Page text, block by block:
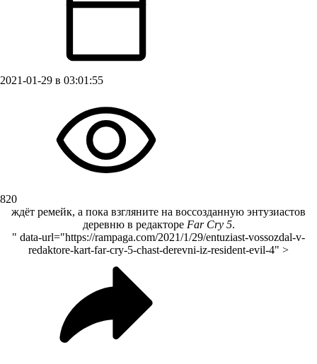
2021-01-29 в 03:01:55
820
ждёт ремейк, а пока взгляните на воссозданную энтузиастов
деревню в редакторе Far Cry 5.
" data-url="https://rampaga.com/2021/1/29/entuziast-vossozdal-v-
redaktore-kart-far-cry-5-chast-derevni-iz-resident-evil-4" >